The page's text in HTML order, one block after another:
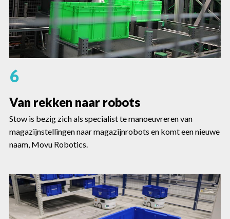
6
Van rekken naar robots
Stow is bezig zich als specialist te manoeuvreren van
magazijnstellingen naar magazijnrobots en komt een nieuwe
naam, Movu Robotics.